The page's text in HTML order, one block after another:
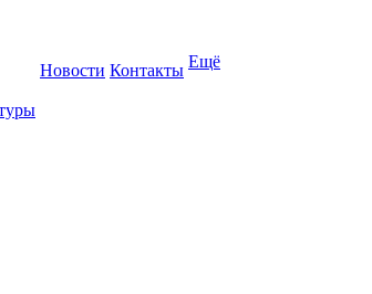
Новости Контакты Ещё